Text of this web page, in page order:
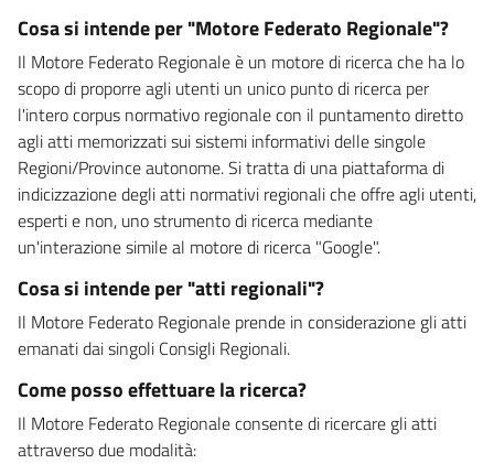
Cosa si intende per "Motore Federato Regionale"?
Il Motore Federato Regionale è un motore di ricerca che ha lo
scopo di proporre agli utenti un unico punto di ricerca per
l'intero corpus normativo regionale con il puntamento diretto
agli atti memorizzati sui sistemi informativi delle singole
Regioni/Province autonome. Si tratta di una piattaforma di
indicizzazione degli atti normativi regionali che offre agli utenti,
esperti e non, uno strumento di ricerca mediante
un'interazione simile al motore di ricerca "Google".
Cosa si intende per "atti regionali"?
Il Motore Federato Regionale prende in considerazione gli atti
emanati dai singoli Consigli Regionali.
Come posso effettuare la ricerca?
Il Motore Federato Regionale consente di ricercare gli atti
attraverso due modalità: